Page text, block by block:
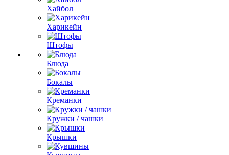
Хайбол
Харикейн
Штофы
Блюда
Бокалы
Креманки
Кружки / чашки
Крышки